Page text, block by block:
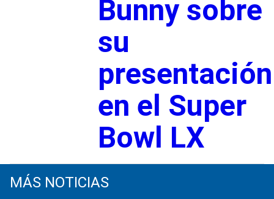
Bunny sobre
su
presentación
en el Super
Bowl LX
MÁS NOTICIAS